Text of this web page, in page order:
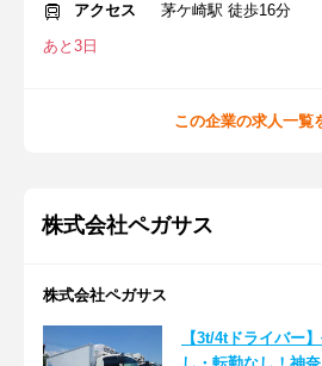
アクセス
茅ケ崎駅 徒歩16分
あと3日
この企業の求人一覧
株式会社ペガサス
株式会社ペガサス
【3t/4tドライバー